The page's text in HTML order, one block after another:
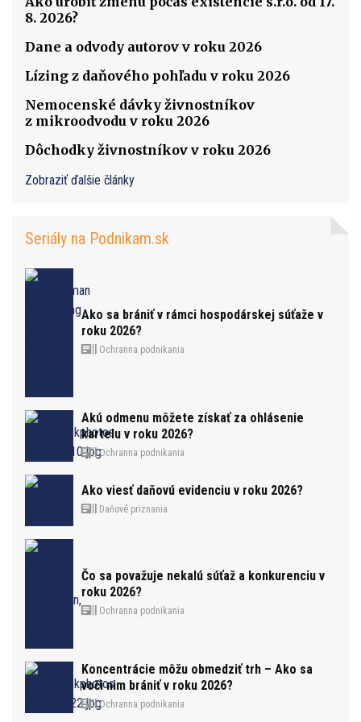
8. 2026?
Dane a odvody autorov v roku 2026
Lízing z daňového pohľadu v roku 2026
Nemocenské dávky živnostníkov
z mikroodvodu v roku 2026
Dôchodky živnostníkov v roku 2026
Zobraziť ďalšie články
Seriály na Podnikam.sk
Ako sa brániť v rámci hospodárskej súťaže v
roku 2026?
Ochranna podnikania
Akú odmenu môžete získať za ohlásenie
kartelu v roku 2026?
Ochranna podnikania
Ako viesť daňovú evidenciu v roku 2026?
Daňové priznania
Čo sa považuje nekalú súťaž a konkurenciu v
roku 2026?
Ochranna podnikania
Koncentrácie môžu obmedziť trh – Ako sa
voči nim brániť v roku 2026?
Ochranna podnikania